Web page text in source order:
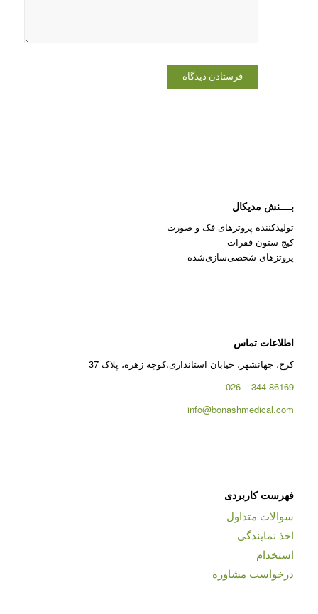
بــــنش مدیکال
تولیدکننده پروتزهای فک و صورت
کیج ستون فقرات
پروتزهای شخصی‌سازی‌شده
اطلاعات تماس
کرج، جهانشهر، خیابان استانداری،کوچه زهره، پلاک 37
86169 344 – 026
info@bonashmedical.com
فهرست کاربردی
سوالات متداول
اخذ نمایندگی
استخدام
درخواست مشاوره